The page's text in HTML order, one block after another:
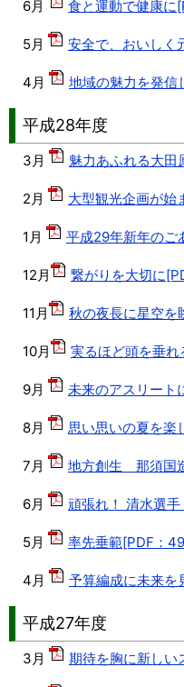
6月 食と運動で健康に
5月 安全で、おいしく
4月 地域の魅力を発
平成28年度
3月 魅力あふれる大田
2月 大型観光企画が
1月 平成29年新年のご
12月 繋がりを大切に
11月 秋の夜長に星空
10月 実るほど頭を垂
9月 未来のアスリート
8月 思い思いの夏を楽
7月 地方創生 那須国
6月 頑張れ！ 清水選
5月 率先垂範[PDF：
4月 予算編成に未来
平成27年度
3月 期待を胸に新しい